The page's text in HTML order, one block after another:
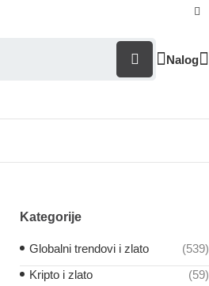
Nalog
Kategorije
Globalni trendovi i zlato
(539)
Kripto i zlato
(59)